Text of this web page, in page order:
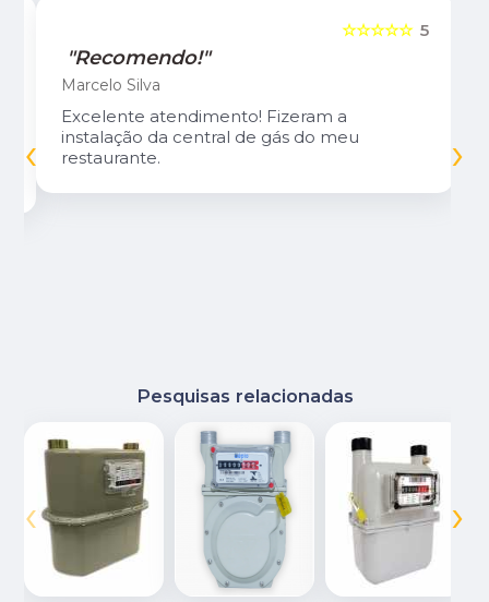
5
☆☆☆☆☆
"Recomendo!"
Marcelo Silva
Excelente atendimento! Fizeram a
instalação da central de gás do meu
restaurante.
‹ ›
Pesquisas relacionadas
‹ ›